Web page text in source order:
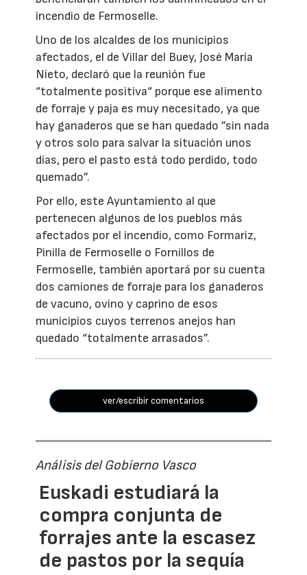
incendio de Fermoselle.
Uno de los alcaldes de los municipios
afectados, el de Villar del Buey, José María
Nieto, declaró que la reunión fue
“totalmente positiva“ porque ese alimento
de forraje y paja es muy necesitado, ya que
hay ganaderos que se han quedado ”sin nada
y otros solo para salvar la situación unos
días, pero el pasto está todo perdido, todo
quemado”.
Por ello, este Ayuntamiento al que
pertenecen algunos de los pueblos más
afectados por el incendio, como Formariz,
Pinilla de Fermoselle o Fornillos de
Fermoselle, también aportará por su cuenta
dos camiones de forraje para los ganaderos
de vacuno, ovino y caprino de esos
municipios cuyos terrenos anejos han
quedado “totalmente arrasados”.
ver/escribir comentarios
Análisis del Gobierno Vasco
Euskadi estudiará la
compra conjunta de
forrajes ante la escasez
de pastos por la sequía